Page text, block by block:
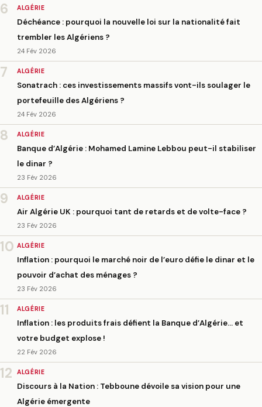
6 ALGÉRIE
Déchéance : pourquoi la nouvelle loi sur la nationalité fait
trembler les Algériens ?
24 Fév 2026
7 ALGÉRIE
Sonatrach : ces investissements massifs vont-ils soulager le
portefeuille des Algériens ?
24 Fév 2026
8 ALGÉRIE
Banque d’Algérie : Mohamed Lamine Lebbou peut-il stabiliser
le dinar ?
23 Fév 2026
9 ALGÉRIE
Air Algérie UK : pourquoi tant de retards et de volte-face ?
23 Fév 2026
10 ALGÉRIE
Inflation : pourquoi le marché noir de l’euro défie le dinar et le
pouvoir d’achat des ménages ?
23 Fév 2026
11 ALGÉRIE
Inflation : les produits frais défient la Banque d’Algérie… et
votre budget explose !
22 Fév 2026
12 ALGÉRIE
Discours à la Nation : Tebboune dévoile sa vision pour une
Algérie émergente